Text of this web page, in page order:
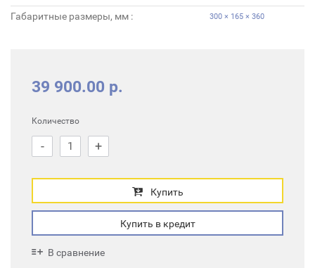
Габаритные размеры, мм : 300 × 165 × 360
39 900.00 р.
Количество
- +
Купить
Купить в кредит
В сравнение